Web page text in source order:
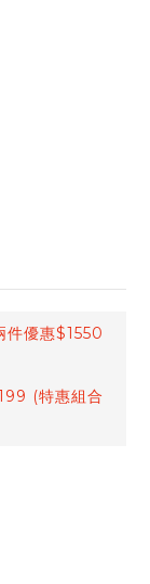
優惠$1550
(特惠組合